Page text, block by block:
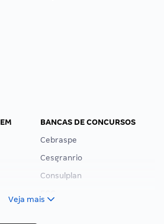
BANCAS DE CONCURSOS
Cebraspe
Cesgranrio
Consulplan
Veja mais